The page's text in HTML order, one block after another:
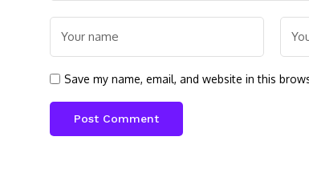
Save my name, email, and website in this